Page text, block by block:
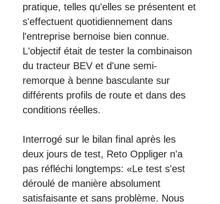
pratique, telles qu'elles se présentent et
s'effectuent quotidiennement dans
l'entreprise bernoise bien connue.
L'objectif était de tester la combinaison
du tracteur BEV et d'une semi-
remorque à benne basculante sur
différents profils de route et dans des
conditions réelles.
Interrogé sur le bilan final après les
deux jours de test, Reto Oppliger n'a
pas réfléchi longtemps: «Le test s'est
déroulé de manière absolument
satisfaisante et sans problème. Nous